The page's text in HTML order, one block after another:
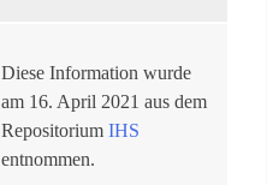
Diese Information wurde
am 16. April 2021 aus dem
Repositorium IHS
entnommen.